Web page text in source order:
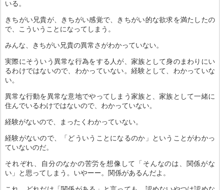
いる。
きちがい兄貴が、きちがい感覚で、きちがい的な欲求を満たしたの
で、こういうことになってしまう。
みんな、きちがい兄貴の異常さがわかっていない。
実際にそういう異常な行為をする人が、家族として身のまわりにい
るわけではないので、わかっていない。経験として、わかっていな
い。
異常な行動を異常な意地でやってしまう家族と、家族として一緒に
住んでいるわけではないので、わかっていない。
経験がないので、まったくわかっていない。
経験がないので、「どういうことになるのか」ということがわかっ
ていないのだ。
それぞれ、自分のなかの苦労を想像して「そんなのは、関係がな
い」と思ってしまう。いやーー。関係があるんだよ。